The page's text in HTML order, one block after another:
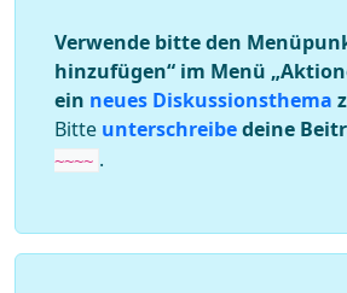
Verwende bitte den
hinzufügen“ im Menü
ein neues Diskussionsthema
Bitte unterschreibedeine
~~~~ .